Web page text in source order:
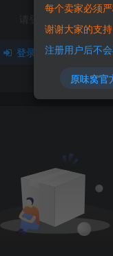
请登录后发表评论
登录 注册
每个卖家必须
谢谢大家的支持
注册用户后不
原味窝官